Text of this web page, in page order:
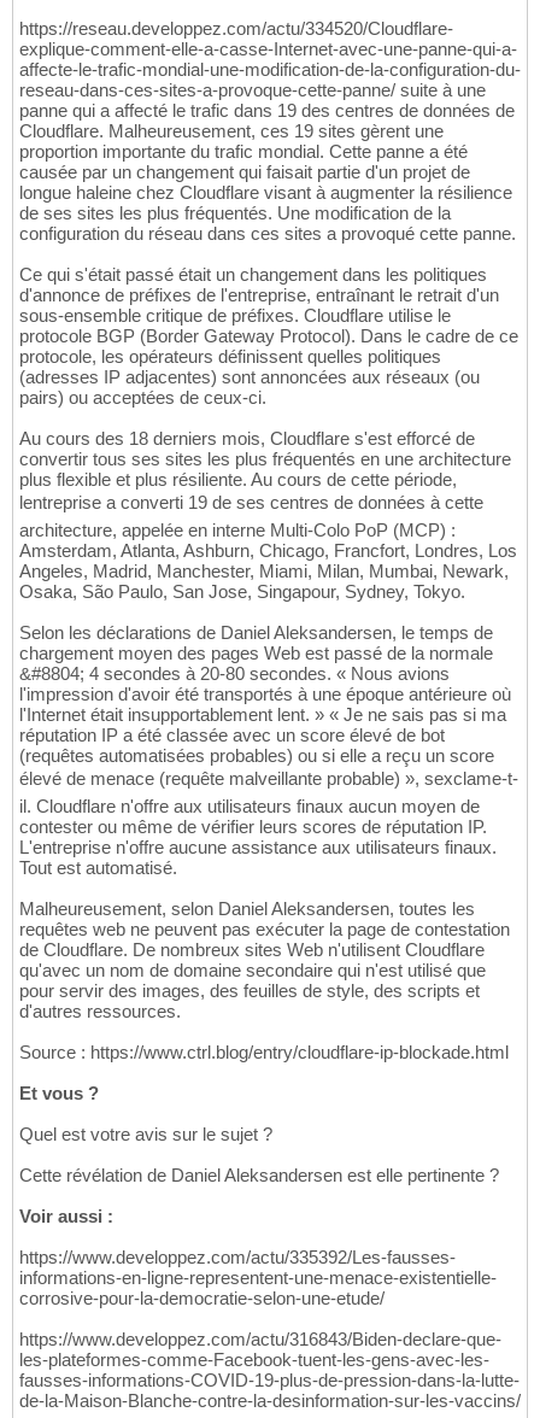
https://reseau.developpez.com/actu/334520/Cloudflare-
explique-comment-elle-a-casse-Internet-avec-une-panne-qui-a-
affecte-le-trafic-mondial-une-modification-de-la-configuration-du-
reseau-dans-ces-sites-a-provoque-cette-panne/ suite à une
panne qui a affecté le trafic dans 19 des centres de données de
Cloudflare. Malheureusement, ces 19 sites gèrent une
proportion importante du trafic mondial. Cette panne a été
causée par un changement qui faisait partie d'un projet de
longue haleine chez Cloudflare visant à augmenter la résilience
de ses sites les plus fréquentés. Une modification de la
configuration du réseau dans ces sites a provoqué cette panne.
Ce qui s'était passé était un changement dans les politiques
d'annonce de préfixes de l'entreprise, entraînant le retrait d'un
sous-ensemble critique de préfixes. Cloudflare utilise le
protocole BGP (Border Gateway Protocol). Dans le cadre de ce
protocole, les opérateurs définissent quelles politiques
(adresses IP adjacentes) sont annoncées aux réseaux (ou
pairs) ou acceptées de ceux-ci.
Au cours des 18 derniers mois, Cloudflare s'est efforcé de
convertir tous ses sites les plus fréquentés en une architecture
plus flexible et plus résiliente. Au cours de cette période,
lentreprise a converti 19 de ses centres de données à cette
architecture, appelée en interne Multi-Colo PoP (MCP) :
Amsterdam, Atlanta, Ashburn, Chicago, Francfort, Londres, Los
Angeles, Madrid, Manchester, Miami, Milan, Mumbai, Newark,
Osaka, São Paulo, San Jose, Singapour, Sydney, Tokyo.
Selon les déclarations de Daniel Aleksandersen, le temps de
chargement moyen des pages Web est passé de la normale
&#8804; 4 secondes à 20-80 secondes. « Nous avions
l'impression d'avoir été transportés à une époque antérieure où
l'Internet était insupportablement lent. » « Je ne sais pas si ma
réputation IP a été classée avec un score élevé de bot
(requêtes automatisées probables) ou si elle a reçu un score
élevé de menace (requête malveillante probable) », sexclame-t-
il. Cloudflare n'offre aux utilisateurs finaux aucun moyen de
contester ou même de vérifier leurs scores de réputation IP.
L'entreprise n'offre aucune assistance aux utilisateurs finaux.
Tout est automatisé.
Malheureusement, selon Daniel Aleksandersen, toutes les
requêtes web ne peuvent pas exécuter la page de contestation
de Cloudflare. De nombreux sites Web n'utilisent Cloudflare
qu'avec un nom de domaine secondaire qui n'est utilisé que
pour servir des images, des feuilles de style, des scripts et
d'autres ressources.
Source : https://www.ctrl.blog/entry/cloudflare-ip-blockade.html
Et vous ?
Quel est votre avis sur le sujet ?
Cette révélation de Daniel Aleksandersen est elle pertinente ?
Voir aussi :
https://www.developpez.com/actu/335392/Les-fausses-
informations-en-ligne-representent-une-menace-existentielle-
corrosive-pour-la-democratie-selon-une-etude/
https://www.developpez.com/actu/316843/Biden-declare-que-
les-plateformes-comme-Facebook-tuent-les-gens-avec-les-
fausses-informations-COVID-19-plus-de-pression-dans-la-lutte-
de-la-Maison-Blanche-contre-la-desinformation-sur-les-vaccins/